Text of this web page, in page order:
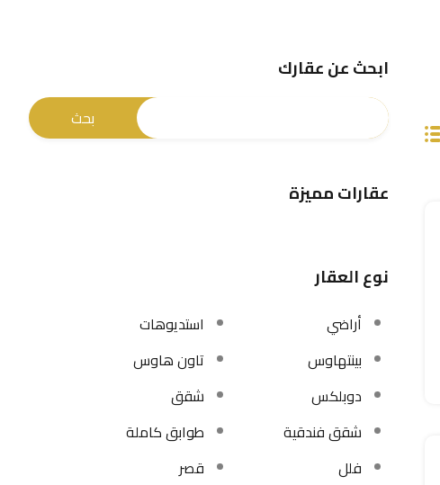
ابحث عن عقارك
عقارات مميزة
نوع العقار
أراضي
استديوهات
بينتهاوس
تاون هاوس
دوبلكس
شقق
شقق فندقية
طوابق كاملة
فلل
قصر